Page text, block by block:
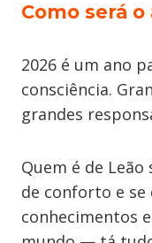
Como será
2026 é um ano
consciência.
grandes
Quem é de
de conforto e se
conhecimentos